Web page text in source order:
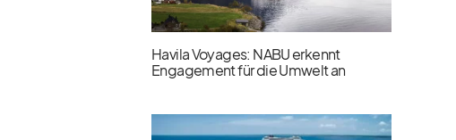
Havila Voyages: NABU erkennt
Engagement für die Umwelt an